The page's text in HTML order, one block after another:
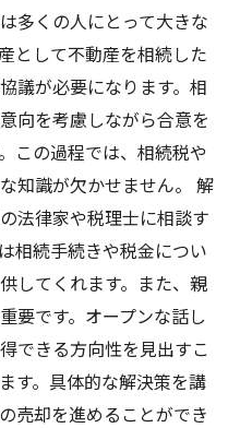
多くの人にとって大きな
として不動産を相続した
議が必要になります。相
向を考慮しながら合意を
この過程では、相続税や
知識が欠かせません。 解
法律家や税理士に相談す
相続手続きや税金につい
してくれます。また、親
要です。オープンな話し
できる方向性を見出すこ
す。具体的な解決策を講
売却を進めることができ